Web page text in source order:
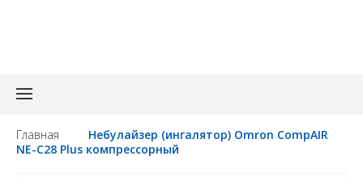
Главная
Небулайзер (ингалятор) Omron CompAIR
NE-C28 Plus компрессорный